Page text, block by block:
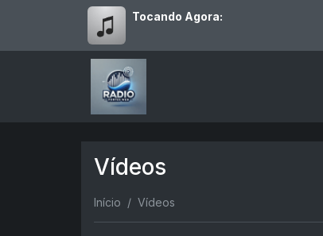
Tocando Agora:
Vídeos
Início Vídeos